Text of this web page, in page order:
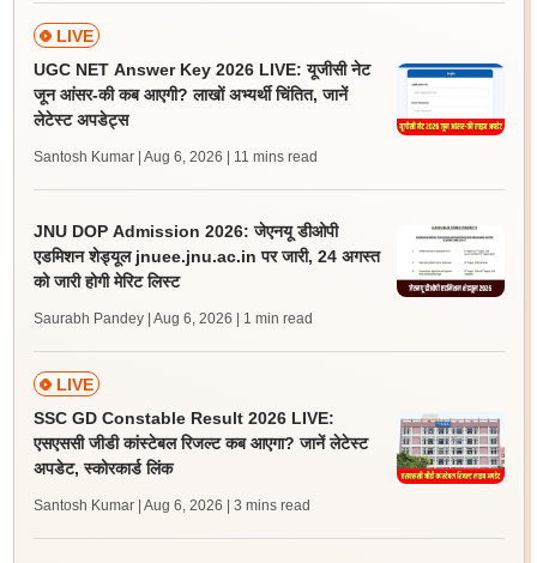
LIVE
UGC NET Answer Key 2026 LIVE: यूजीसी नेट
जून आंसर-की कब आएगी? लाखों अभ्यर्थी चिंतित, जानें
लेटेस्ट अपडेट्स
Santosh Kumar | Aug 6, 2026 | 11 mins read
JNU DOP Admission 2026: जेएनयू डीओपी
एडमिशन शेड्यूल jnuee.jnu.ac.in पर जारी, 24 अगस्त
को जारी होगी मेरिट लिस्ट
Saurabh Pandey | Aug 6, 2026 | 1 min read
LIVE
SSC GD Constable Result 2026 LIVE:
एसएससी जीडी कांस्टेबल रिजल्ट कब आएगा? जानें लेटेस्ट
अपडेट, स्कोरकार्ड लिंक
Santosh Kumar | Aug 6, 2026 | 3 mins read